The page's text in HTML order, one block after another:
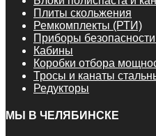
Плиты скольжения
Ремкомплекты (РТИ)
Приборы
Кабины
Коробки отбора
Тросы и канаты
Редукторы
МЫ В ЧЕЛЯБИНСКЕ